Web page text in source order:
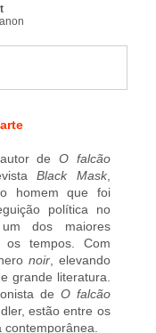
de O falcão
Black Mask,
homem que foi
política no
dos maiores
os tempos. Com
noir, elevando
grande literatura.
de O falcão
estão entre os